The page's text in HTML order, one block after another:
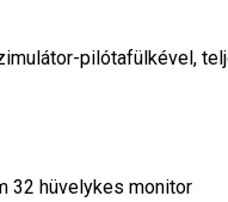
pilótafülkével,
32 hüvelykes monitor